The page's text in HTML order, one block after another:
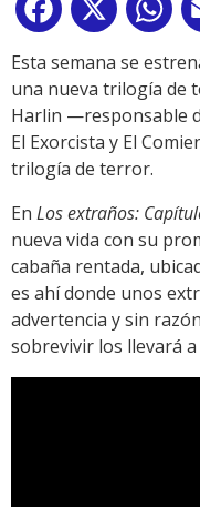
Facebook
X
Esta semana se
una nueva trilogía de
Harlin —responsable
El Exorcista y El
trilogía de terror.
En Los extraños:
nueva vida con su
cabaña rentada,
es ahí donde unos
advertencia y sin
sobrevivir los llevará